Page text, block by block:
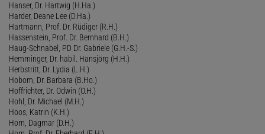
Hanser, Dr. Hartwig (H.Ha.)
Harder, Deane Lee (D.Ha.)
Hartmann, Prof. Dr. Rüdiger (R.H.)
Hassenstein, Prof. Dr. Bernhard (B.H.)
Haug-Schnabel, PD Dr. Gabriele (G.H.-S.)
Hemminger, Dr. habil. Hansjörg (H.H.)
Herbstritt, Dr. Lydia (L.H.)
Hobom, Dr. Barbara (B.Ho.)
Hoffrichter, Dr. Odwin (O.H.)
Hohl, Dr. Michael (M.H.)
Hoos, Katrin (K.H.)
Horn, Dagmar (D.H.)